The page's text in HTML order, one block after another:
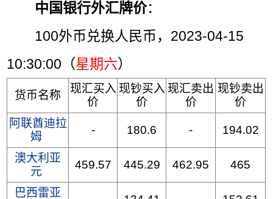
中国银行外汇牌价：
100外币兑换人民币，2023-04-15
10:30:00（星期六）
货币名称
现汇买入
价
现钞买入
价
现汇卖出
价
现钞卖出
价
阿联酋迪拉
姆
- 180.6 - 194.02
澳大利亚
元
459.57 445.29 462.95 465
巴西雷亚